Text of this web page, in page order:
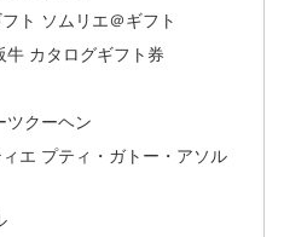
ト ソムリエ＠ギフト
カタログギフト券
ツクーヘン
エ プティ・ガトー・アソル